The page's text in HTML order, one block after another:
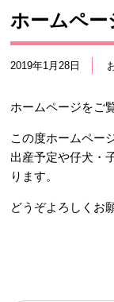
ホームペー
2019年1月28日
ホームページをご
この度ホームペー
出産予定や仔犬・
ります。
どうぞよろしくお